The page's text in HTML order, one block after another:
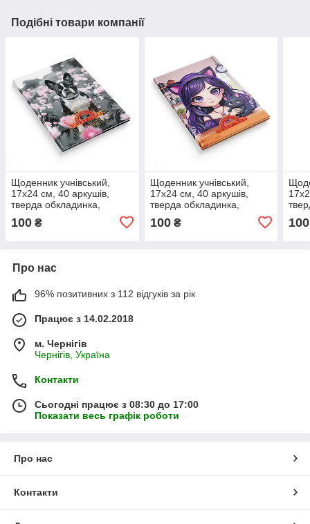
Подібні товари компанії
Щоденник учнівський,
17х24 см, 40 аркушів,
тверда обкладинка,
"Бульдожка"
100 ₴
Щоденник учнівський,
17х24 см, 40 аркушів,
тверда обкладинка,
"Найрозумніший", "Аніме
кошеня", Аркуш
100₴ 100
Про нас
96% позитивних з 112 відгуків за рік
Працює з 14.02.2018
м. Чернігів
Чернігів, Україна
Контакти
Сьогодні працює з 08:30 до 17:00
Показати весь графік роботи
Про нас
Контакти